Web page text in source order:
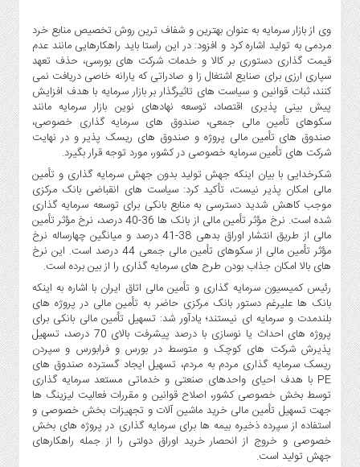
وی از بازار سرمایه به عنوان بهترین و شفاف ترین روش تخصیص منابع خرد
مردمی به تولید اشاره کرد و افزود: در این راستا باید راهکارهایی مانند عدم
قیمت گذاری دستوری بر کالا و خدمات شرکت های بورسی، حذف تعهد
سپاری ارزی برای صنایع اشتغال زا و صادراتی که یارانه خاصی دریافت نمی
کنند، ثبات قوانین و سیاست های تاثیرگذار بر بازار سرمایه با هدف افزایش
پیش بینی پذیری اقتصاد، توسعه نهادهای نوین بازار سرمایه مانند
سکوهای تأمین مالی جمعی، صندوق های سرمایه گذاری خصوصی،
صندوق های تأمین مالی پروژه و صندوق های ریسک پذیر و در نهایت
شرکت های تأمین سرمایه خصوصی در کشور، مورد توجه قرار بگیرد.
شکرخدایی با بیان اینکه جهش تولید بدون جهش سرمایه گذاری و تأمین
مالی امکان پذیر نیست، تأکید کرد: سیاست های انقباضی بانک مرکزی
موجب کاهش شدید دسترسی به منابع بانکی برای توسعه سرمایه گذاری
شده است. نرخ مؤثر تأمین مالی از بانک ها 36-40 درصد، نرخ مؤثر تأمین
مالی از طریق انتشار اوراق بدهی 38-41 درصد و میانگین چهارساله نرخ
مؤثر تأمین مالی از سکوهای تأمین مالی جمعی 44 درصد است. این نرخ
های بالا امکان جذاب بودن طرح های سرمایه گذاری را از بین برده است.
رئیس کمیسیون سرمایه گذاری و تأمین مالی اتاق ایران با اشاره به اینکه
بانک ها علیرغم دستور بانک مرکزی حاضر به تأمین مالی در پروژه های
بلندمدت و سرمایه ای نیستند؛ یادآور شد: تسهیل تأمین مالی بانکی برای
پروژه های احداث یا نوسازی با درصد پیشرفت بالای 70 درصد، تسهیل
پذیرش شرکت های کوچک و متوسط در بورس و فرابورس و سپردن
ریسک سرمایه گذاری مردم به مردم، تسهیل ایجاد گسترده صندوق های
PE با هدف احیای واحدهای صنعتی و خدماتی مستعد سرمایه گذاری
توسط بخش خصوصی کشور، اصلاح قوانین و مقررات فعالیت لیزینگ ها
جهت تسهیل تأمین مالی خرید ماشین آلات و تجهیزات بخش خصوصی و
استفاده از سپرده ذخیره بیمه ها برای سرمایه گذاری در پروژه های بخش
خصوصی و خروج از انحصار خرید اوراق دولتی را از جمله راهکارهای
جهش تولید است.